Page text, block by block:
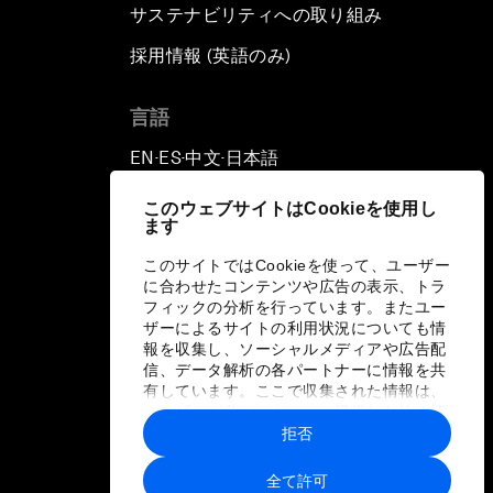
このウェブサイトはCookieを使用し
ます
このサイトではCookieを使って、ユーザー
に合わせたコンテンツや広告の表示、トラ
フィックの分析を行っています。またユー
ザーによるサイトの利用状況についても情
報を収集し、ソーシャルメディアや広告配
信、データ解析の各パートナーに情報を共
有しています。ここで収集された情報は、
ユーザーが各パートナーに提供した他の情
報や各パートナーのサービスを使用した際
に収集された情報と組み合わされ、各パー
トナーによって使用されることがありま
全て許可
拒否
サステナビリティへの取り組み
採用情報 (英語のみ)
言語
EN ▪ ES▪中文▪ 日本語